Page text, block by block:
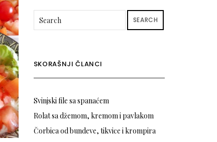
SEARCH
SKORAŠNJI ČLANCI
Svinjski file sa spanaćem
Rolat sa džemom, kremom i pavlakom
Čorbica od bundeve, tikvice i krompira